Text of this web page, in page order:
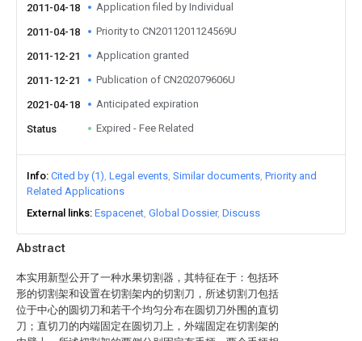
Abstract
本实用新型公开了一种水果切割器，其特征在于：包括环
形的切割架和设置在切割架内的切割刀，所述切割刀包括
位于中心的圆切刀和若干个均匀分布在圆切刀外围的直切
刀；直切刀的内端固定在圆切刀上，外端固定在切割架的
2011-04-18 Application filed by Individual
2011-04-18 Priority to CN2011201124569U
2011-12-21 Application granted
2011-12-21 Publication of CN202079606U
2021-04-18 Anticipated expiration
Status Expired - Fee Related
Info Cited by (1) Legal events Similar documents Priority and
Related Applications
External links Espacenet Global Dossier Discuss